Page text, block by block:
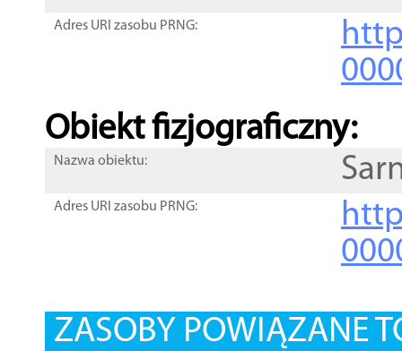
Adres URI zasobu PRNG:
Obiekt fizjograficzny:
Nazwa obiektu:
Adres URI zasobu PRNG:
ZASOBY POWIĄZANE